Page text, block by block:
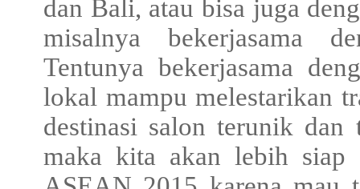
dan Bali, atau bisa juga
misalnya bekerjasama
Tentunya bekerjasama
lokal mampu melestarikan
destinasi salon terunik
maka kita akan lebih siap